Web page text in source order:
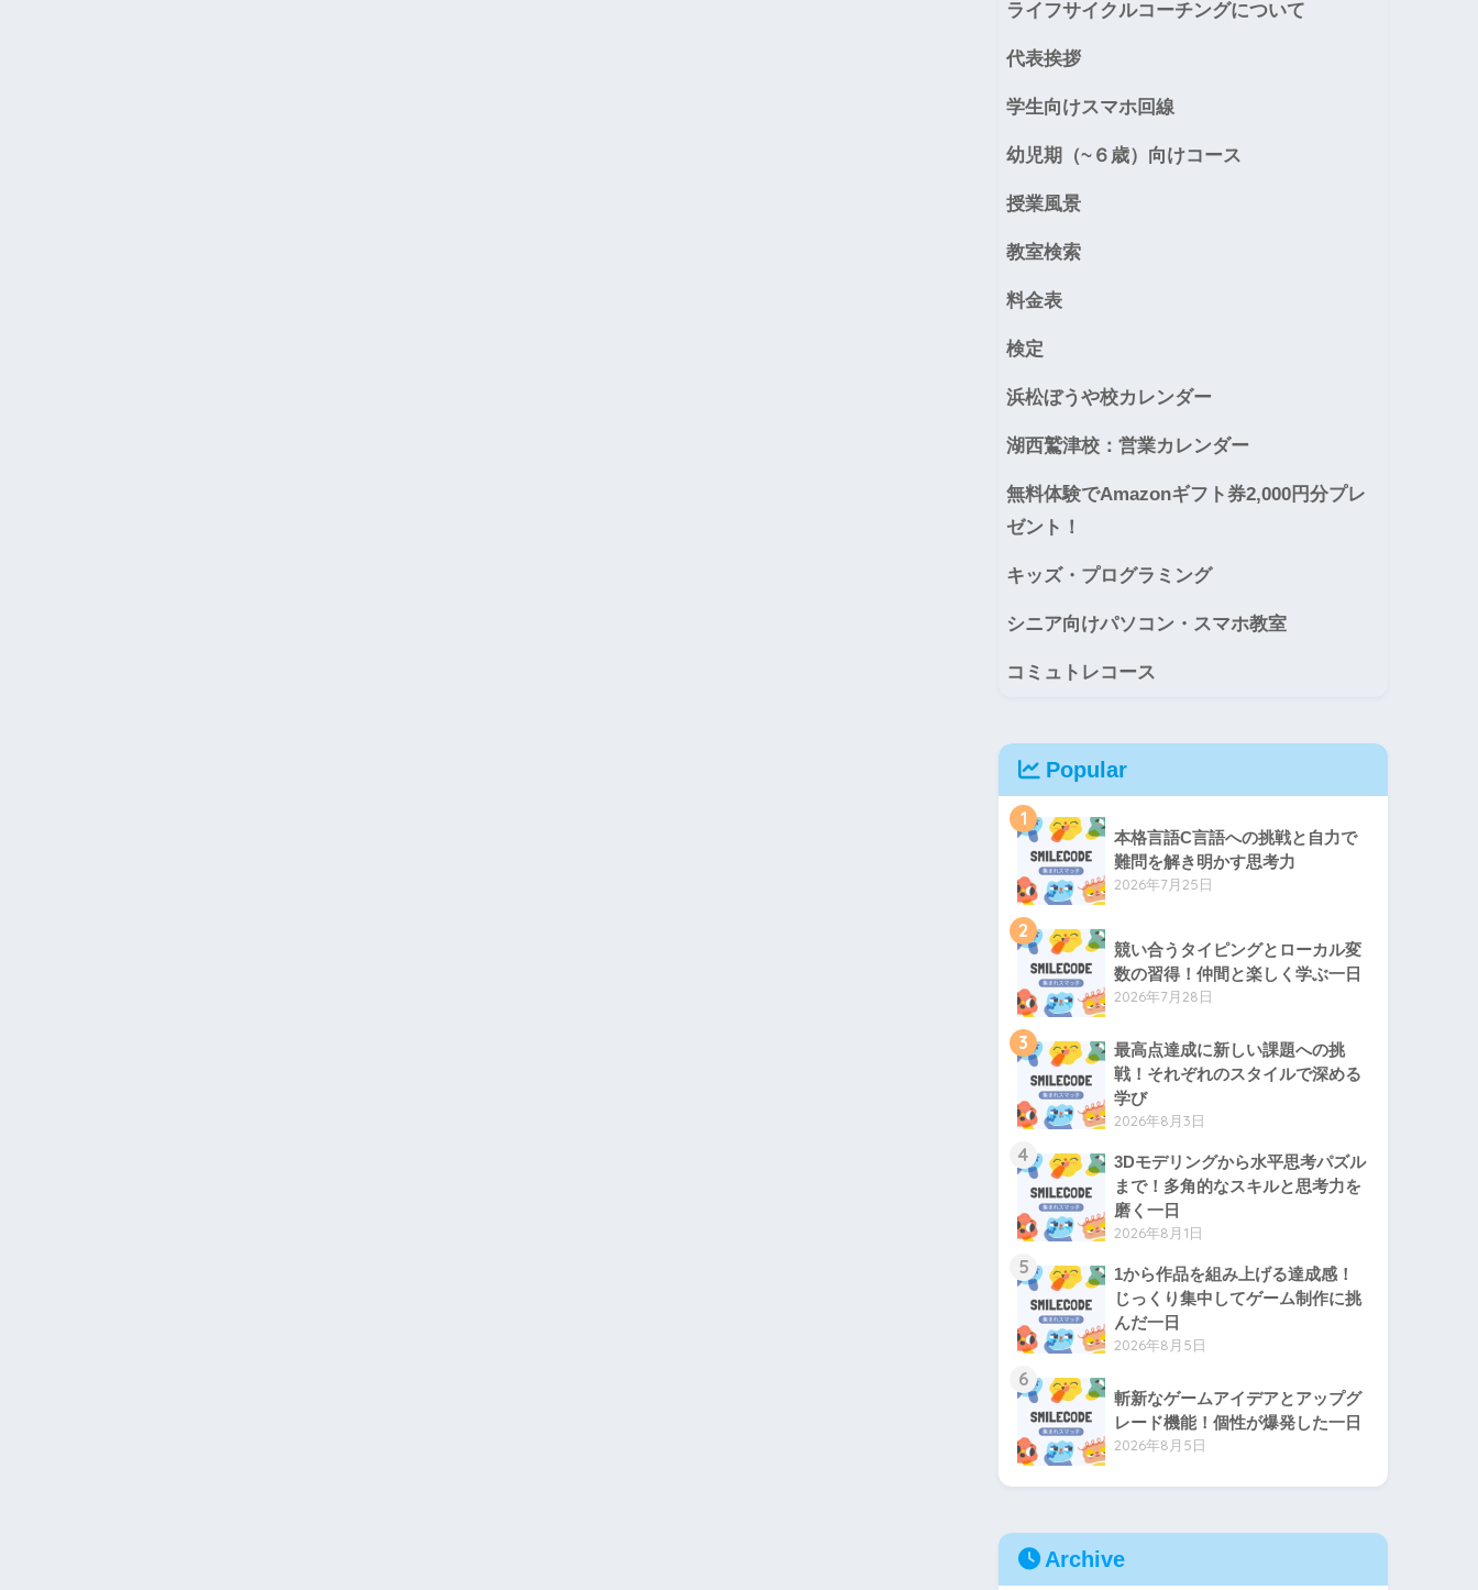
ライフサイクルコーチングについて
代表挨拶
学生向けスマホ回線
幼児期（~６歳）向けコース
授業風景
教室検索
料金表
検定
浜松ぼうや校カレンダー
湖西鷲津校：営業カレンダー
無料体験でAmazonギフト券2,000円分プレ
ゼント！
キッズ・プログラミング
シニア向けパソコン・スマホ教室
コミュトレコース
Popular
1
本格言語C言語への挑戦と自力で
難問を解き明かす思考力
2026年7月25日
2
競い合うタイピングとローカル変
数の習得！仲間と楽しく学ぶ一日
2026年7月28日
3
最高点達成に新しい課題への挑
戦！それぞれのスタイルで深める
学び
2026年8月3日
4
3Dモデリングから水平思考パズル
まで！多角的なスキルと思考力を
磨く一日
2026年8月1日
5
1から作品を組み上げる達成感！
じっくり集中してゲーム制作に挑
んだ一日
2026年8月5日
6
斬新なゲームアイデアとアップグ
レード機能！個性が爆発した一日
2026年8月5日
Archive